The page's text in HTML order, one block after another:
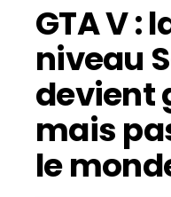
GTA V :
niveau
devient
mais
le